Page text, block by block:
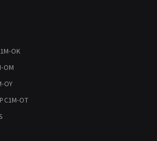
OK
OM
OY
C1M-OT